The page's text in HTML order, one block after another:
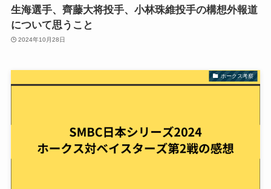
生海選手、齊藤大将投手、小林珠維投手の構想外報道
について思うこと
2024年10月28日
ホークス考察